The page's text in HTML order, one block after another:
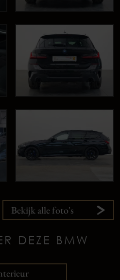
Bekijk alle foto's
DEZE BMW